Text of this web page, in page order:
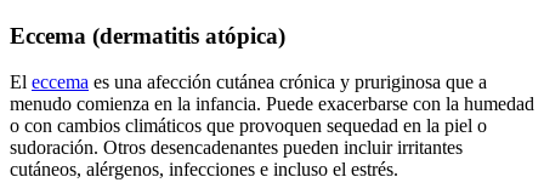
Eccema (dermatitis atópica)
El eccema es una afección cutánea crónica y pruriginosa que a
menudo comienza en la infancia. Puede exacerbarse con la humedad
o con cambios climáticos que provoquen sequedad en la piel o
sudoración. Otros desencadenantes pueden incluir irritantes
cutáneos, alérgenos, infecciones e incluso el estrés.​